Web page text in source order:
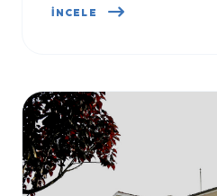
YÜRÜYEN KÖŞK
İNCELE